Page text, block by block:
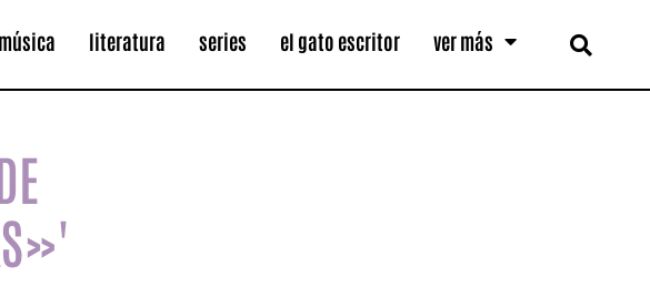
música literatura series el gato escritor ver más